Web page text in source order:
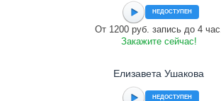
НЕДОСТУПЕН
От 1200 руб. запись до 4
Закажите сейчас!
Елизавета Ушакова
НЕДОСТУПЕН